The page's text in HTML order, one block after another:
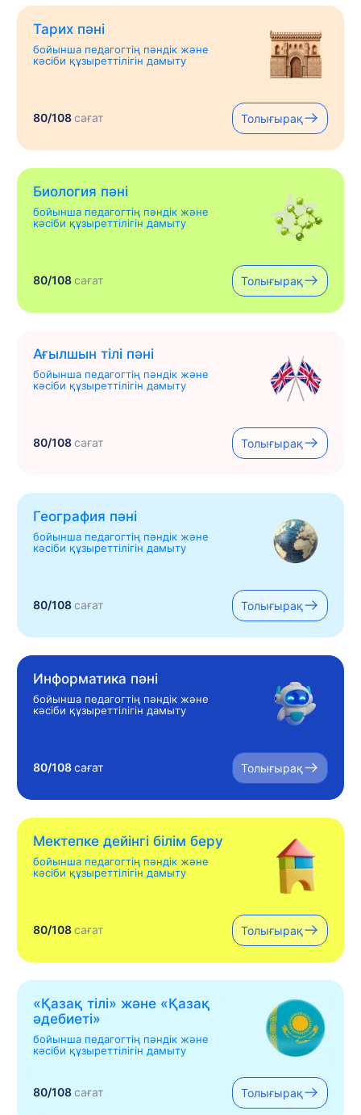
Тарих пәні
бойынша педагогтің пәндік және
кәсіби құзыреттілігін дамыту
80/108сағат Толығырақ
Биология пәні
бойынша педагогтің пәндік және
кәсіби құзыреттілігін дамыту
80/108сағат Толығырақ
Ағылшын тілі пәні
бойынша педагогтің пәндік және
кәсіби құзыреттілігін дамыту
80/108сағат Толығырақ
География пәні
бойынша педагогтің пәндік және
кәсіби құзыреттілігін дамыту
80/108сағат Толығырақ
Информатика пәні
бойынша педагогтің пәндік және
кәсіби құзыреттілігін дамыту
80/108сағат Толығырақ
Мектепке дейінгі білім беру
бойынша педагогтің пәндік және
кәсіби құзыреттілігін дамыту
80/108сағат Толығырақ
«Қазақ тілі» жəне «Қазақ
əдебиеті»
бойынша педагогтің пәндік және
кәсіби құзыреттілігін дамыту
80/108сағат Толығырақ